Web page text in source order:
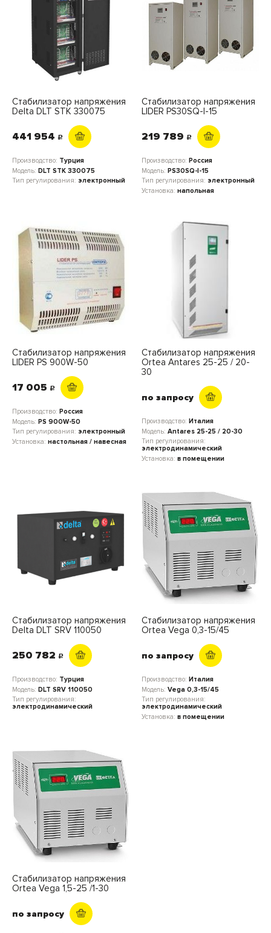
Стабилизатор напряжения
Delta DLT STK 330075
441 954 c
Производство: Турция
Модель: DLT STK 330075
Тип регулирования: электронный
Стабилизатор напряжения
LIDER PS30SQ-I-15
219 789 c
Производство: Россия
Модель: PS30SQ-I-15
Тип регулирования: электронный
Установка: напольная
Стабилизатор напряжения
LIDER PS 900W-50
17 005 c
Производство: Россия
Модель: PS 900W-50
Тип регулирования: электронный
Установка: настольная / навесная
Стабилизатор напряжения
Ortea Antares 25-25 / 20-
30
по запросу
Производство: Италия
Модель: Antares 25-25 / 20-30
Тип регулирования:
электродинамический
Установка: в помещении
Стабилизатор напряжения
Delta DLT SRV 110050
250 782 c
Производство: Турция
Модель: DLT SRV 110050
Тип регулирования:
электродинамический
Стабилизатор напряжения
Ortea Vega 0,3-15/45
по запросу
Производство: Италия
Модель: Vega 0,3-15/45
Тип регулирования:
электродинамический
Установка: в помещении
Стабилизатор напряжения
Ortea Vega 1,5-25 /1-30
по запросу